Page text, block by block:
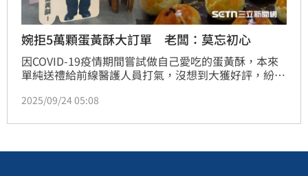
婉拒5萬顆蛋黃酥大訂單 老闆：莫忘初心
因COVID-19疫情期間嘗試做自己愛吃的蛋黃酥，本來
單純送禮給前線醫護人員打氣，沒想到大獲好評，紛紛
賣「黑手牌」蛋黃酥。堅持用料品質、不隨意漲價，讓
的蛋黃酥，作為中秋禮，但他直接婉拒了！陳表示，小
寧願放棄不穩定的大單，所以對這家企業，只能說聲，
2025/09/24 05:08